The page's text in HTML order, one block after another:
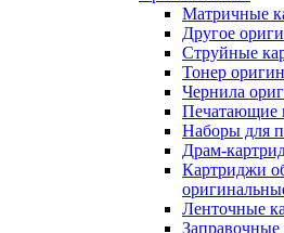
Матричные
Другое
Струйные
Тонер
Чернила
Печатающие
Наборы для
Драм-
Картриджи
Ленточные
Заправочные